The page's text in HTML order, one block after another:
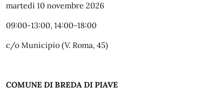
martedì 10 novembre 2026
09:00-13:00, 14:00-18:00
c/o Municipio (V. Roma, 45)
COMUNE DI BREDA DI PIAVE